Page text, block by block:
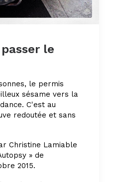
le
le permis
sésame vers la
C'est au
redoutée et sans
Christine Lamiable
» de
2015.